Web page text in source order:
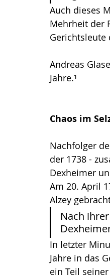
Auch dieses
Mehrheit der
Gerichtsleute
Andreas
Jahre.¹
Chaos im
Nachfolger
der 1738 -
Dexheimer
Am 20. April
Alzey
Nach
In letzter
Jahre in das
ein Teil